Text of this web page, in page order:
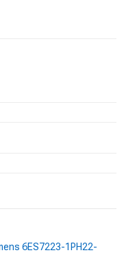
6ES7223-1PH22-